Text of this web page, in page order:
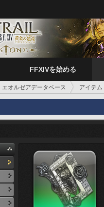
FFXIVを始める
エオルゼアデータベース アイテム